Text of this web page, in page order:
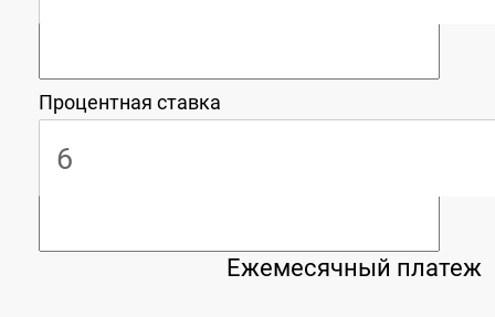
Процентная ставка
Ежемесячный платеж